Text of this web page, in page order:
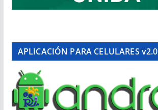
APLICACIÓN PARA CELULARES v2.0